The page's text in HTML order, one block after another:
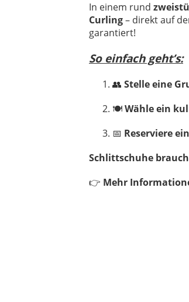
In einem rund
Curling– direkt auf
garantiert!
So einfach geht’s:
👥 Stelle eine
🍽️Wähle ein
📅 Reserviere
Schlittschuhe
👉 Mehr